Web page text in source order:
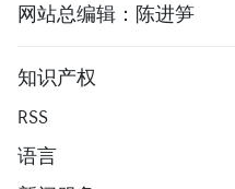
网站总编辑：陈进笋
知识产权
RSS
语言